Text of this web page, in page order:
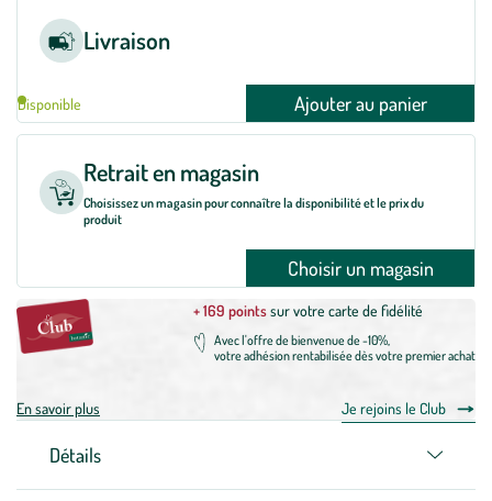
Livraison
Disponible Ajouter au panier
Retrait en magasin
Choisissez un magasin pour connaître la disponibilité et le prix du
produit
Choisir un magasin
+ 169 pointssur votre carte de fidélité
Avec l'offre de bienvenue de -10%,
votre adhésion rentabilisée dès votre premier achat
En savoir plus Je rejoins le Club
Détails